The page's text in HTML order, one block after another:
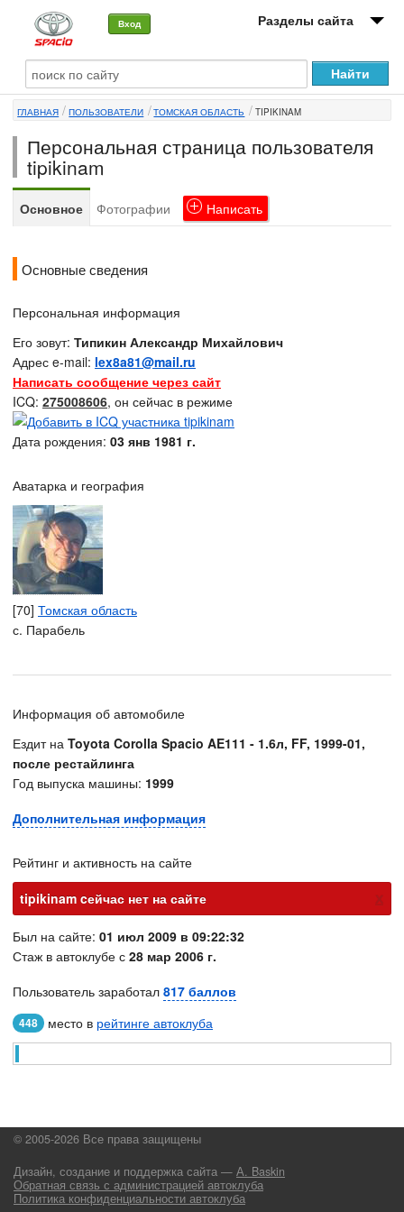
Вход Разделы сайта
О машине
Автоклуб
Форумы
Сервисы и услуги
ГЛАВНАЯ ПОЛЬЗОВАТЕЛИ ТОМСКАЯ ОБЛАСТЬ TIPIKINAM
Персональная страница пользователя
tipikinam
Основное Фотографии Написать
Основные сведения
Персональная информация
Его зовут: Типикин Александр Михайлович
Адрес e-mail: lex8a81@mail.ru
Написать сообщение через сайт
ICQ: 275008606, он сейчас в режиме
Дата рождения: 03 янв 1981 г.
Аватарка и география
[70] Томская область
с. Парабель
Информация об автомобиле
Ездит на Toyota Corolla Spacio AE111 - 1.6л, FF, 1999-01,
после рестайлинга
Год выпуска машины: 1999
Дополнительная информация
Рейтинг и активность на сайте
tipikinam cейчас нет на сайте
х
Был на сайте: 01 июл 2009 в 09:22:32
Стаж в автоклубе с 28 мар 2006 г.
Пользователь заработал 817 баллов
448 место в рейтинге автоклуба
© 2005-2026 Все права защищены
Дизайн, создание и поддержка сайта — А. Baskin
Обратная связь с администрацией автоклуба
Политика конфиденциальности автоклуба